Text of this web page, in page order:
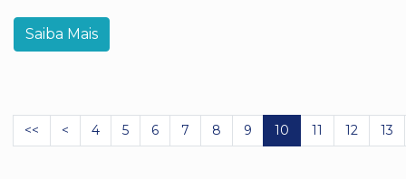
Saiba Mais
<< < 4 5 6 7 8 9 10 11 12 13